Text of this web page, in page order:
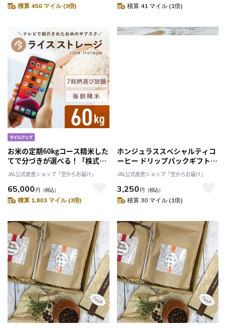
積算 450 マイル (3倍) 積算 41 マイル (1倍)
お米の定期60kgコース精米した
てで分づきが選べる！「株式会
社カネガエ」送料無料
JAL公式産直ショップ「空からお届け」
65,000 円 （税込）
積算 1,803 マイル (3倍)
ホンジュラススペシャルティコ
ーヒー ドリップパックギフト
10個入り【アーティストエディ
ション】「Puntalto」
JAL公式産直ショップ「空からお届け」
3,250 円 （税込）
積算 30 マイル (1倍)